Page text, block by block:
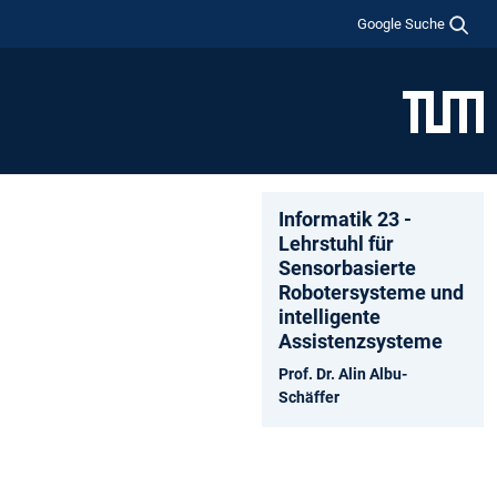
Google Suche
Informatik 23 -
Lehrstuhl für
Sensorbasierte
Robotersysteme und
intelligente
Assistenzsysteme
Prof. Dr. Alin Albu-
Schäffer